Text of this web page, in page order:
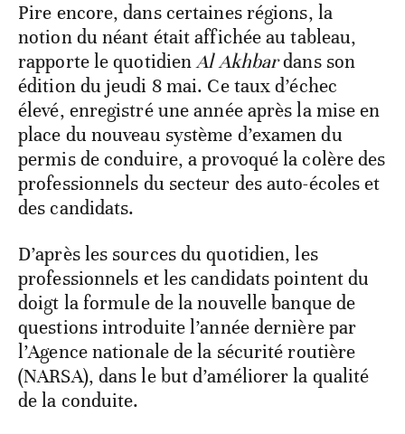
Pire encore, dans certaines régions, la
notion du néant était affichée au tableau,
rapporte le quotidienAl Akhbardans son
édition du jeudi 8 mai. Ce taux d’échec
élevé, enregistré une année après la mise en
place du nouveau système d’examen du
permis de conduire, a provoqué la colère des
professionnels du secteur des auto-écoles et
des candidats.
D’après les sources du quotidien, les
professionnels et les candidats pointent du
doigt la formule de la nouvelle banque de
questions introduite l’année dernière par
l’Agence nationale de la sécurité routière
(NARSA), dans le but d’améliorer la qualité
de la conduite.